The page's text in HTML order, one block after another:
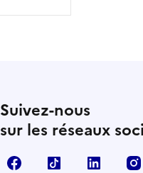
Suivez-nous
sur les réseaux
FacebookTikTok